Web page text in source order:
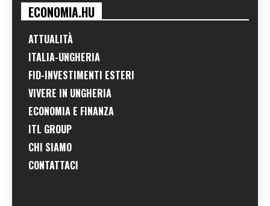
ECONOMIA.HU
ATTUALITÀ
ITALIA-UNGHERIA
FID-INVESTIMENTI ESTERI
VIVERE IN UNGHERIA
ECONOMIA E FINANZA
ITL GROUP
CHI SIAMO
CONTATTACI